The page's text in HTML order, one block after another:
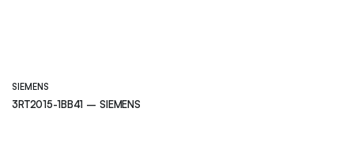
SIEMENS
3RT2015-1BB41 – SIEMENS